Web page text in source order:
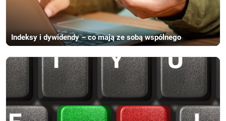
Indeksy i dywidendy – co mają ze sobą wspólnego